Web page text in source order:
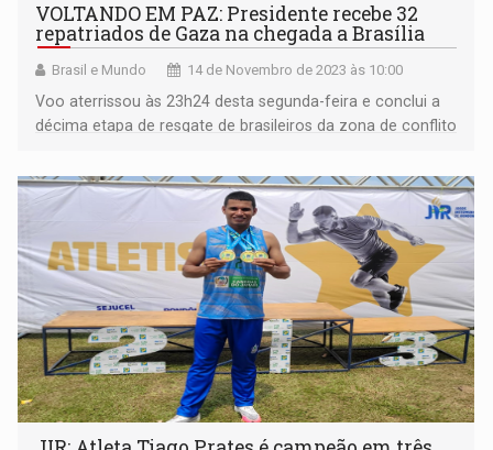
VOLTANDO EM PAZ: Presidente recebe 32
repatriados de Gaza na chegada a Brasília
Brasil e Mundo 14 de Novembro de 2023 às 10:00
Voo aterrissou às 23h24 desta segunda-feira e conclui a
décima etapa de resgate de brasileiros da zona de conflito